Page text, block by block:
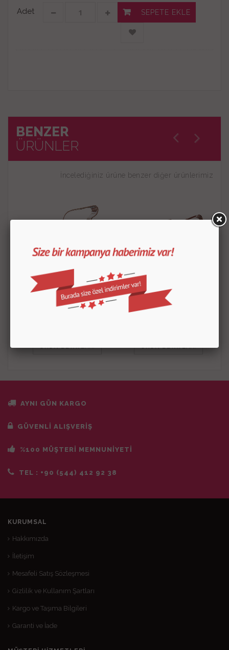
Adet SEPETE EKLE
BENZER
ÜRÜNLER
İncelediğiniz ürüne benzer diğer ürünlerimiz
Kuş Kurabiye Kalıbı
ÜRÜN DETAYLARI
Papyon Kurabiye Kalıbı
ÜRÜN DETAYLARI
AYNI GÜN KARGO
GÜVENLİ ALIŞVERİŞ
%100 MÜŞTERİ MEMNUNİYETİ
TEL : +90 (544) 412 92 38
KURUMSAL
Hakkımızda
İletişim
Mesafeli Satış Sözleşmesi
Gizlilik ve Kullanım Şartları
Kargo ve Taşıma Bilgileri
Garanti ve İade